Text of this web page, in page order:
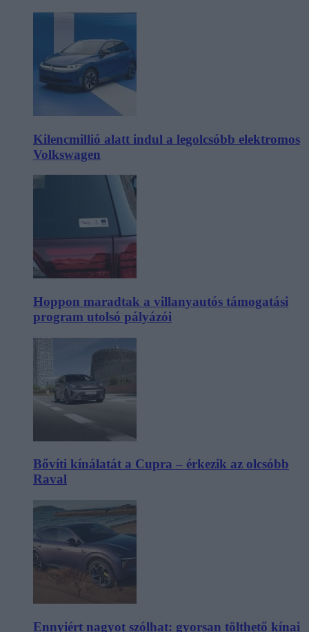
Kilencmillió alatt indul a legolcsóbb elektromos
Volkswagen
Hoppon maradtak a villanyautós támogatási
program utolsó pályázói
Bővíti kínálatát a Cupra – érkezik az olcsóbb
Raval
Ennyiért nagyot szólhat: gyorsan tölthető kínai